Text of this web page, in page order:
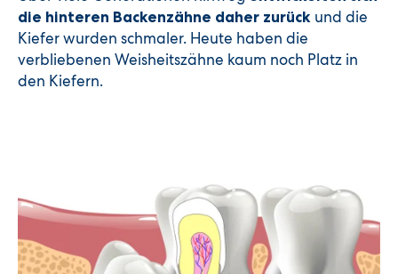
die hinteren Backenzähne daher zurück und die
Kiefer wurden schmaler. Heute haben die
verbliebenen Weisheitszähne kaum noch Platz in
den Kiefern.